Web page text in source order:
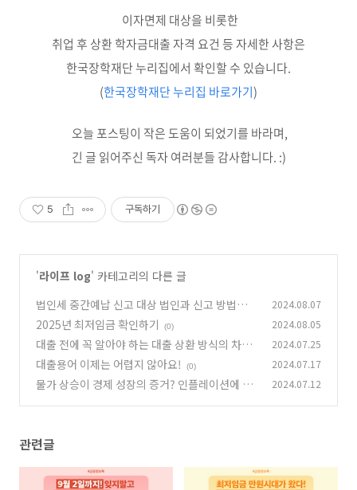
이자면제 대상을 비롯한
취업 후 상환 학자금대출 자격 요건 등 자세한 사항은
한국장학재단 누리집에서 확인할 수 있습니다.
(한국장학재단 누리집 바로가기)
오늘 포스팅이 작은 도움이 되었기를 바라며,
긴 글 읽어주신 독자 여러분들 감사합니다. :)
5 구독하기
'라이프 log' 카테고리의 다른 글
법인세 중간예납 신고 대상 법인과 신고 방법은?
(0)
2024.08.07
2025년 최저임금 확인하기 (0) 2024.08.05
대출 전에 꼭 알아야 하는 대출 상환 방식의 차이
(0)
2024.07.25
대출용어 이제는 어렵지 않아요! (0) 2024.07.17
물가 상승이 경제 성장의 증거? 인플레이션에 대
2024.07.12
관련글